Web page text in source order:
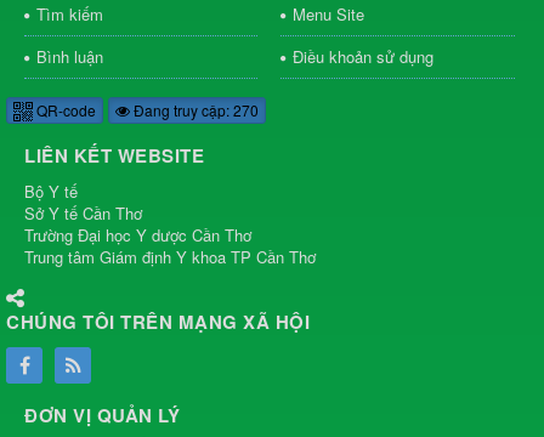
Tìm kiếm
Menu Site
Bình luận
Điều khoản sử dụng
QR-code Đang truy cập: 270
LIÊN KẾT WEBSITE
Bộ Y tế
Sở Y tế Cần Thơ
Trường Đại học Y dược Cần Thơ
Trung tâm Giám định Y khoa TP Cần Thơ
CHÚNG TÔI TRÊN MẠNG XÃ HỘI
ĐƠN VỊ QUẢN LÝ